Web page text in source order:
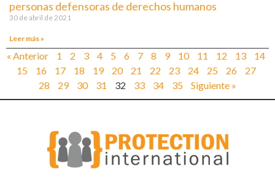
personas defensoras de derechos humanos
30 de abril de 2021
Leer más »
« Anterior 1 2 3 4 5 6 7 8 9 10 11 12 13
14
15
16 17 18 19 20 21 22 23 24 25 26
27
28
29 30 31 32 33 34 35 Siguiente »